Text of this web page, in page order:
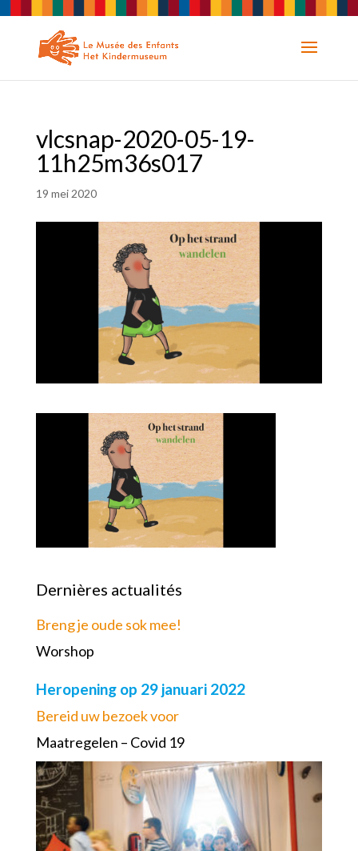
vlcsnap-2020-05-19-
11h25m36s017
19 mei 2020
Dernières actualités
Breng je oude sok mee!
Worshop
Heropening op 29 januari 2022
Bereid uw bezoek voor
Maatregelen – Covid 19